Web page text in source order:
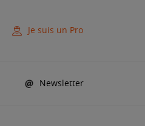
Je suis un Pro
Newsletter